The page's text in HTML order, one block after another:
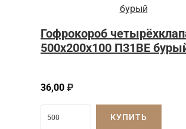
Гофрокороб
500x200x100 П31BE
36,00 ₽
КУПИТЬ